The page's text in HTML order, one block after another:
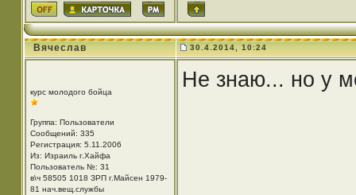
Вячеслав 30.4.2014, 10:24
курс молодого бойца
Группа: Пользователи
Сообщений: 335
Регистрация: 5.11.2006
Из: Израиль г.Хайфа
Пользователь №: 31
в\ч 58505 1018 ЗРП г.Майсен 1979-
81 нач.вещ.службы
Не знаю... но у